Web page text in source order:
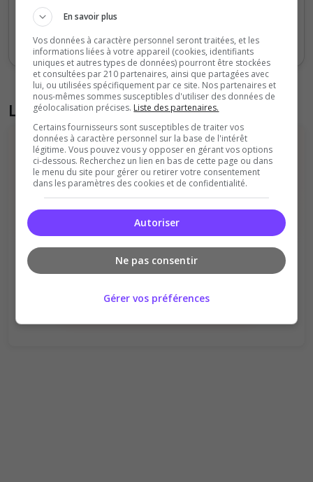
Sept
Nov
Votes Clics
Liste des avis du serveur
Il n'y a pas encore d'avis sur ce serveur.
Ambiance
Disponibilité
Donner le premier avis
En savoir plus
Vos données à caractère personnel seront traitées, et les
informations liées à votre appareil (cookies, identifiants
uniques et autres types de données) pourront être stockées
et consultées par 210 partenaires, ainsi que partagées avec
lui, ou utilisées spécifiquement par ce site. Nos partenaires et
nous-mêmes sommes susceptibles d'utiliser des données de
géolocalisation précises. Liste des partenaires.
Certains fournisseurs sont susceptibles de traiter vos
données à caractère personnel sur la base de l'intérêt
légitime. Vous pouvez vous y opposer en gérant vos options
ci-dessous. Recherchez un lien en bas de cette page ou dans
le menu du site pour gérer ou retirer votre consentement
dans les paramètres des cookies et de confidentialité.
Autoriser
Ne pas consentir
Gérer vos préférences